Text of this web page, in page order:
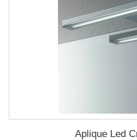
Aplique Led